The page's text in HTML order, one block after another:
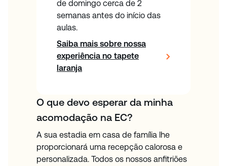
O que devo esperar da minha
acomodação na EC?
A sua estadia em casa de família lhe
proporcionará uma recepção calorosa e
personalizada. Todos os nossos anfitriões
de domingo cerca de 2
semanas antes do início das
aulas.
Saiba mais sobre nossa
experiência no tapete
laranja